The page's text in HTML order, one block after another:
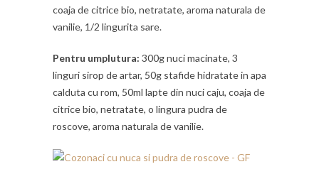
coaja de citrice bio, netratate, aroma naturala de
vanilie, 1/2 lingurita sare.
Pentru umplutura: 300g nuci macinate, 3
linguri sirop de artar, 50g stafide hidratate in apa
calduta cu rom, 50ml lapte din nuci caju, coaja de
citrice bio, netratate, o lingura pudra de
roscove, aroma naturala de vanilie.